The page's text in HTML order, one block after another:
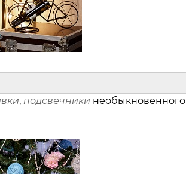
, подсвечники необыкновенного